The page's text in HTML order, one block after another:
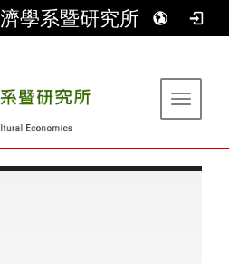
學系暨研究所
Toggle